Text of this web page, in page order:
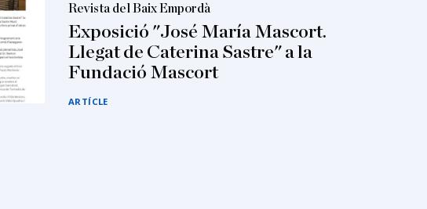
Revista del Baix Empordà
Exposició "José María Mascort.
Llegat de Caterina Sastre" a la
Fundació Mascort
ARTÍCLE